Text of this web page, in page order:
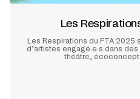
Les
Les Respirations du FTA
d’artistes engagé·e·s dans
théâtre,